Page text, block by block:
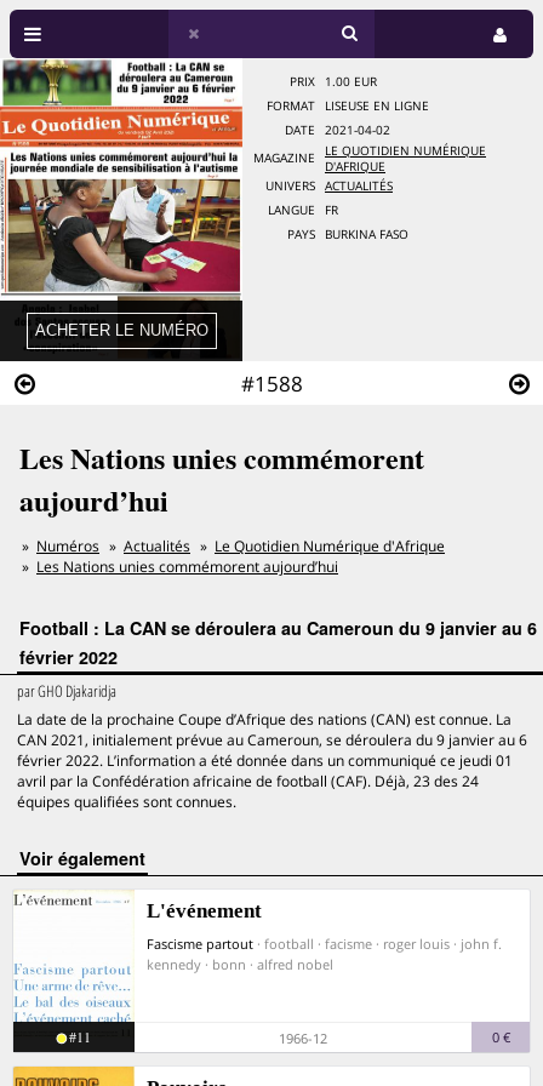
#1588
PRIX
1.00 EUR
FORMAT
LISEUSE EN LIGNE
DATE
2021-04-02
MAGAZINE
LE QUOTIDIEN NUMÉRIQUE
D'AFRIQUE
UNIVERS
ACTUALITÉS
LANGUE
FR
PAYS
BURKINA FASO
Les Nations unies commémorent
aujourd’hui
Numéros Actualités
Le Quotidien Numérique d'Afrique
Les Nations unies commémorent aujourd’hui
Football : La CAN se déroulera au Cameroun du 9 janvier au 6
février 2022
parGHO Djakaridja
La date de la prochaine Coupe d’Afrique des nations (CAN) est connue. La
CAN 2021, initialement prévue au Cameroun, se déroulera du 9 janvier au 6
février 2022. L’information a été donnée dans un communiqué ce jeudi 01
avril par la Confédération africaine de football (CAF). Déjà, 23 des 24
équipes qualifiées sont connues.
voir également
L'événement
Fascisme partout · football · facisme · roger louis · john f.
kennedy · bonn · alfred nobel
#11 1966-12 0 €